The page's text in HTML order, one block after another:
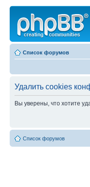
Список форумов
Удалить cookies
Вы уверены, что хотите
Список форумов